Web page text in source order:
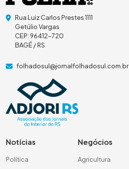
Rua Luiz Carlos Prestes 1111
Getúlio Vargas
CEP: 96412-720
BAGÉ / RS
folhadosul@jornalfolhadosul.com.br
Notícias
Política
Negócios
Agricultura